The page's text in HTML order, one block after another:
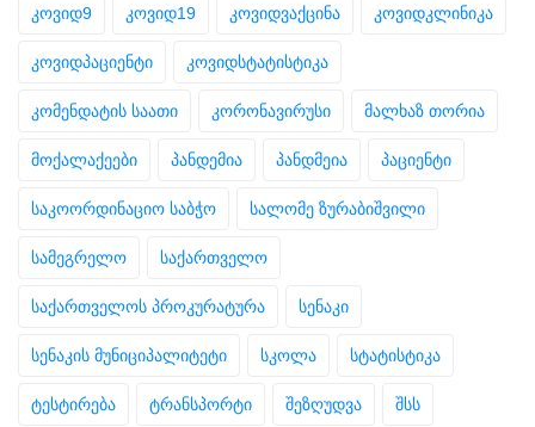
კოვიდ9 კოვიდ19 კოვიდვაქცინა კოვიდკლინიკა
კოვიდპაციენტი კოვიდსტატისტიკა
კომენდატის საათი კორონავირუსი მალხაზ თორია
მოქალაქეები პანდემია პანდმეია პაციენტი
საკოორდინაციო საბჭო სალომე ზურაბიშვილი
სამეგრელო საქართველო
საქართველოს პროკურატურა სენაკი
სენაკის მუნიციპალიტეტი სკოლა სტატისტიკა
ტესტირება ტრანსპორტი შეზღუდვა შსს